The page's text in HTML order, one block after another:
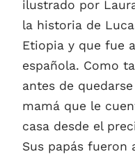
ilustrado por
la historia de
Etiopia y que fue
española. Como
antes de
mamá que le
casa desde el
Sus papás fueron